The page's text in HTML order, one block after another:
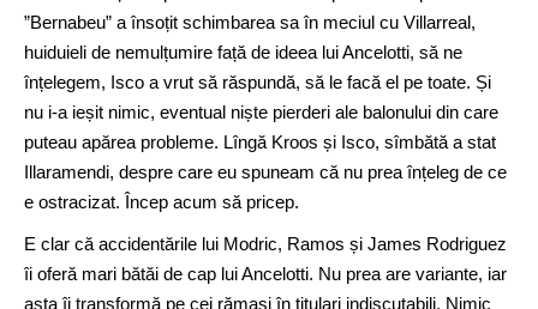
”Bernabeu” a însoțit schimbarea sa în meciul cu Villarreal,
huiduieli de nemulțumire față de ideea lui Ancelotti, să ne
înțelegem, Isco a vrut să răspundă, să le facă el pe toate. Și
nu i-a ieșit nimic, eventual niște pierderi ale balonului din care
puteau apărea probleme. Lîngă Kroos și Isco, sîmbătă a stat
Illaramendi, despre care eu spuneam că nu prea înțeleg de ce
e ostracizat. Încep acum să pricep.
E clar că accidentările lui Modric, Ramos și James Rodriguez
îi oferă mari bătăi de cap lui Ancelotti. Nu prea are variante, iar
asta îi transformă pe cei rămași în titulari indiscutabili. Nimic